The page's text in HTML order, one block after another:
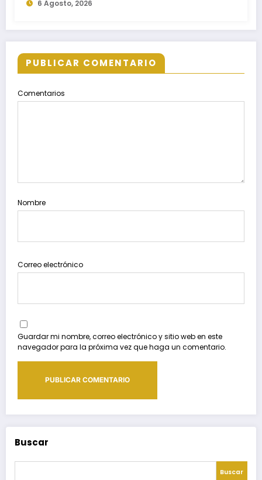
egresados de escuelas del nivel medio
6 Agosto, 2026
PUBLICAR COMENTARIO
Comentarios
Nombre
Correo electrónico
Guardar mi nombre, correo electrónico y sitio web en este
navegador para la próxima vez que haga un comentario.
Buscar
Buscar